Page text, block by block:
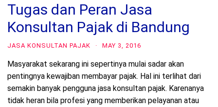
Tugas dan Peran Jasa
Konsultan Pajak di Bandung
JASA KONSULTAN PAJAK · MAY 3, 2016
Masyarakat sekarang ini sepertinya mulai sadar akan
pentingnya kewajiban membayar pajak. Hal ini terlihat dari
semakin banyak pengguna jasa konsultan pajak. Karenanya
tidak heran bila profesi yang memberikan pelayanan atau